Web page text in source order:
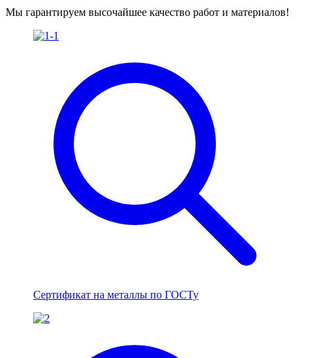
Мы гарантируем высочайшее качество работ и материалов!
Сертификат на металлы по ГОСТу